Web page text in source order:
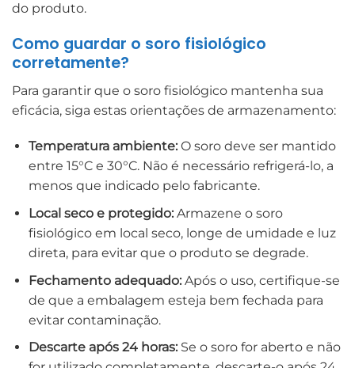
do produto.
Como guardar o soro fisiológico
corretamente?
Para garantir que o soro fisiológico mantenha sua
eficácia, siga estas orientações de armazenamento:
Temperatura ambiente:O soro deve ser mantido
entre 15°C e 30°C. Não é necessário refrigerá-lo, a
menos que indicado pelo fabricante.
Local seco e protegido:Armazene o soro
fisiológico em local seco, longe de umidade e luz
direta, para evitar que o produto se degrade.
Fechamento adequado:Após o uso, certifique-se
de que a embalagem esteja bem fechada para
evitar contaminação.
Descarte após 24 horas:Se o soro for aberto e não